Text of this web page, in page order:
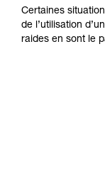
Certaines
de l’utilisation
raides en sont le